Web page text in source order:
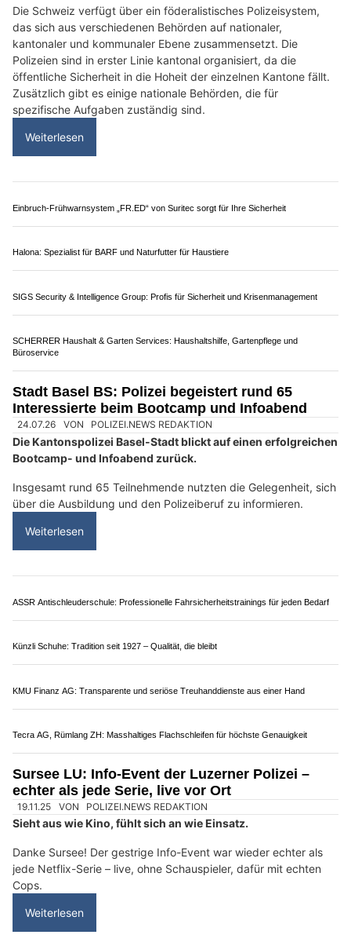
Garage 2000: Taxi-Einbauten, Fahrzeugservice und Tuning aus einer Hand
ABS Abschleppdienst Zürich: Hilfe bei Autopanne und Unfall
Merita Reinigungen GmbH: Ihr Spezialist für saubere Räume in der Schweiz
und Handschellen hautnah